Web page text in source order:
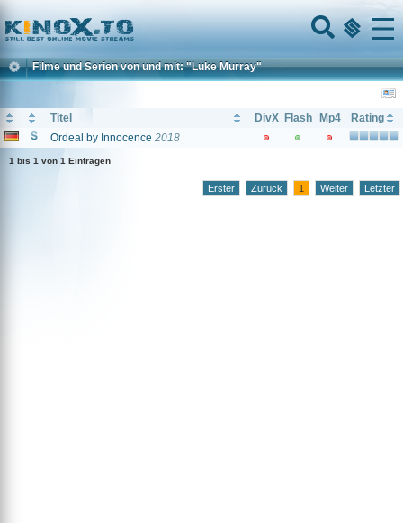
Home
Menu
Filme und Serien von und mit: "Luke Murray"
Titel DivX Flash Mp4
Rating
Ordeal by Innocence 2018
1 bis 1 von 1 Einträgen
Erster Zurück 1 Weiter Letzter